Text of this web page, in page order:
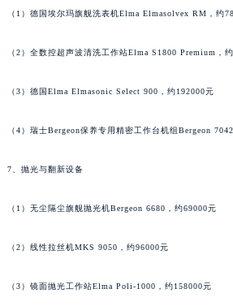
（1）德国埃尔玛旗舰洗表机Elma Elmasolvex RM，约
（2）全数控超声波清洗工作站Elma S1800 Premium，
（3）德国Elma Elmasonic Select 900，约192000元
（4）瑞士Bergeon保养专用精密工作台机组Bergeon
7、抛光与翻新设备
（1）无尘隔尘旗舰抛光机Bergeon 6680，约69000元
（2）线性拉丝机MKS 9050，约96000元
（3）镜面抛光工作站Elma Poli-1000，约158000元